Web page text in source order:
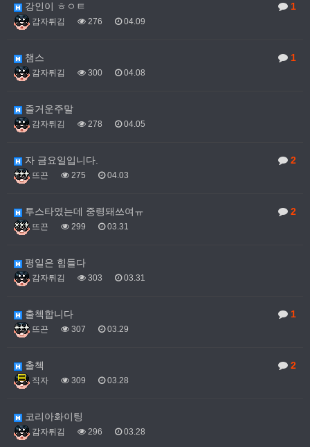
1
강인이 ㅎㅇㅌ
감자튀김 276 04.09
1
챔스
감자튀김 300 04.08
즐거운주말
감자튀김 278 04.05
2
자 금요일입니다.
뜨끈 275 04.03
2
투스타였는데 중령돼쓰여ㅠ
뜨끈 299 03.31
평일은 힘들다
감자튀김 303 03.31
1
출첵합니다
뜨끈 307 03.29
2
출첵
직자 309 03.28
코리아화이팅
감자튀김 296 03.28